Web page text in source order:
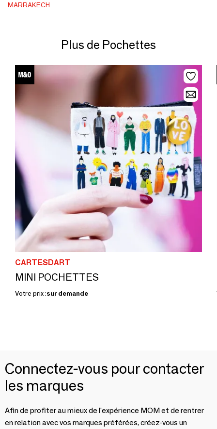
les tendances mais les créent, en faisant de chaque modèle
MARRAKECH
Plus de Pochettes
CARTESDART
MINI POCHETTES
Votre prix :sur demande
Connectez-vous pour contacter
les marques
Afin de profiter au mieux de l'expérience MOM et de rentrer
en relation avec vos marques préférées, créez-vous un